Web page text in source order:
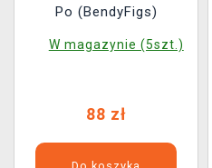
Po (BendyFigs)
W magazynie (5szt.)
88 zł